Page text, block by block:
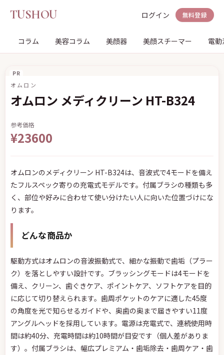
TUSHOU ログイン 無料登録
コラム 美容コラム 美顔器 美顔スチーマー 電
PR
オムロン
オムロン メディクリーン HT-B324
参考価格
¥23600
オムロンのメディクリーン HT-B324は、音波式で4モードを備え
たフルスペック寄りの充電式モデルです。付属ブラシの種類も多
く、部位や好みに合わせて使い分けたい人に向いた位置づけにな
ります。
どんな商品か
駆動方式はオムロンの音波振動式で、細かな振動で歯垢（プラー
ク）を落としやすい設計です。ブラッシングモードは4モードを
備え、クリーン、歯ぐきケア、ポイントケア、ソフトケアを目的
に応じて切り替えられます。歯周ポケットのケアに適した45度
の角度を光で知らせるガイドや、奥歯の奥まで届きやすい11度
アングルヘッドを採用しています。電源は充電式で、連続使用時
間は約40分、充電時間は約10時間が目安です（個人差がありま
す）。付属ブラシは、幅広プレミアム・歯垢除去・歯周ケア・歯